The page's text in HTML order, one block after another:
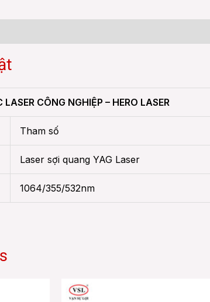
CÔNG NGHIỆP – HERO LASER
Tham số
Laser sợi quang YAG Laser
1064/355/532nm